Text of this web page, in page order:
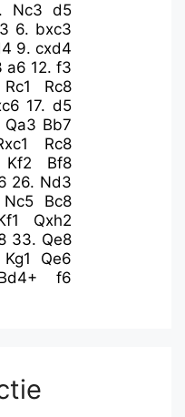
Nc3 d5
6. bxc3
9. cxd4
a6 12. f3
Rc1
Rc8
17.d5
Qa3 Bb7
Rc8
Kf2
Bf8
26. Nd3
Nc5
Bc8
Qxh2
33. Qe8
Kg1
Qe6
f6